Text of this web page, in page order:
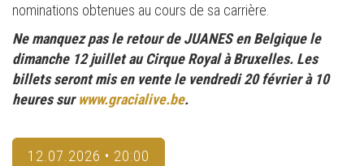
nominations obtenues au cours de sa carrière.
Ne manquez pas le retour de JUANES en Belgique le
dimanche 12 juillet au Cirque Royal à Bruxelles. Les
billets seront mis en vente le vendredi 20 février à 10
heures surwww.gracialive.be.
12.07.2026 • 20:00